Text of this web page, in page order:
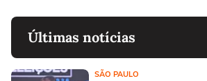
Últimas notícias
SÃO PAULO